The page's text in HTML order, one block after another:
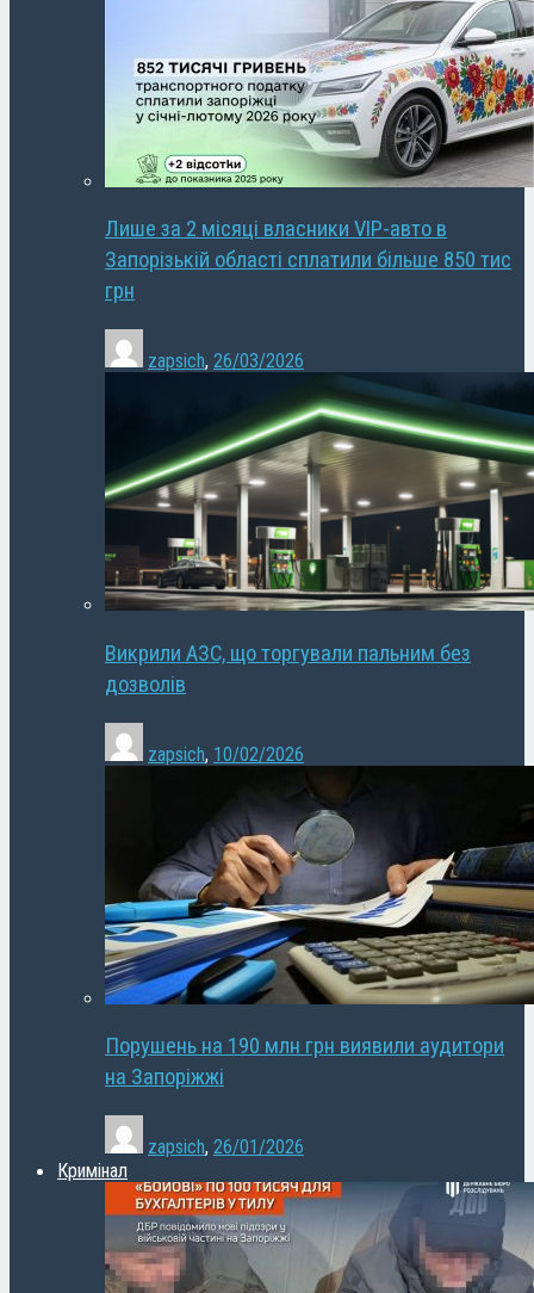
Лише за 2 місяці власники VIP-авто в
Запорізькій області сплатили більше 850 тис
грн
zapsich, 26/03/2026
Викрили АЗС, що торгували пальним без
дозволів
zapsich, 10/02/2026
Порушень на 190 млн грн виявили аудитори
на Запоріжжі
zapsich, 26/01/2026
Кримінал